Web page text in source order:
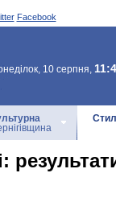
Facebook
10 серпня,